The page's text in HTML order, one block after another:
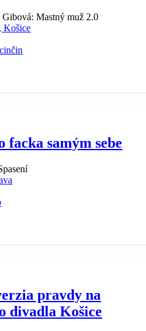
Gibová: Mastný muž 2.0
Košice
facka samým sebe
pravdy na
divadla Košice